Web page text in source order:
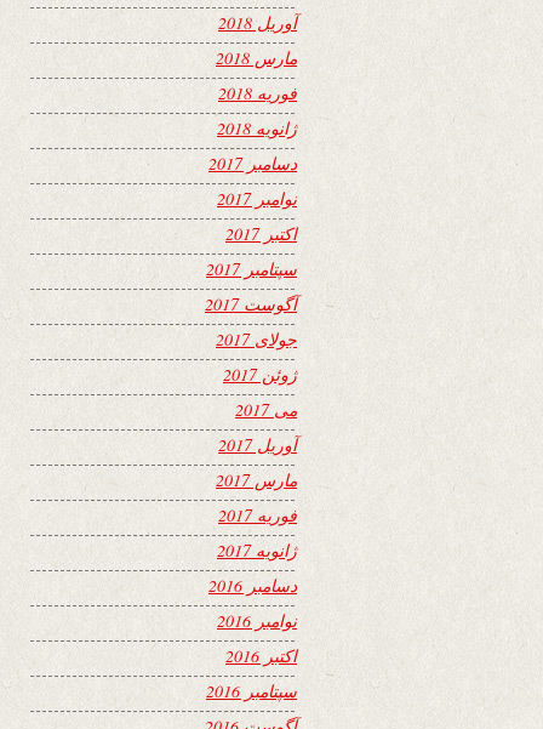
آوریل 2018
مارس 2018
فوریه 2018
ژانویه 2018
دسامبر 2017
نوامبر 2017
اکتبر 2017
سپتامبر 2017
آگوست 2017
جولای 2017
ژوئن 2017
می 2017
آوریل 2017
مارس 2017
فوریه 2017
ژانویه 2017
دسامبر 2016
نوامبر 2016
اکتبر 2016
سپتامبر 2016